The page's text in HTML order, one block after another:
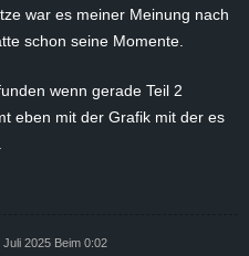
war es meiner Meinung nach
schon seine Momente.
wenn gerade Teil 2
eben mit der Grafik mit der es
Juli 2025 Beim 0:02